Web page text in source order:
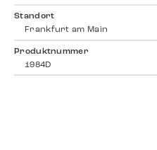
Standort
Frankfurt am Main
Produktnummer
1984D